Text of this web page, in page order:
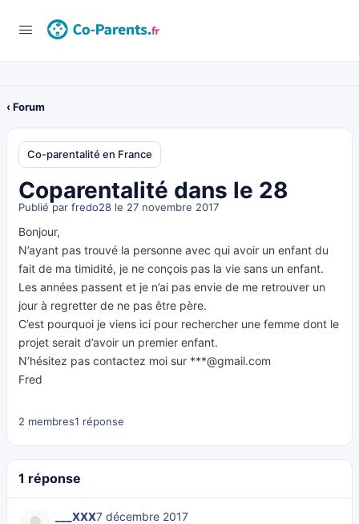
‹ Forum
Co-parentalité en France
Coparentalité dans le 28
Publié par fredo28 le 27 novembre 2017
Bonjour,
N’ayant pas trouvé la personne avec qui avoir un enfant du
fait de ma timidité, je ne conçois pas la vie sans un enfant.
Les années passent et je n’ai pas envie de me retrouver un
jour à regretter de ne pas être père.
C’est pourquoi je viens ici pour rechercher une femme dont le
projet serait d’avoir un premier enfant.
N’hésitez pas contactez moi sur ***@gmail.com
Fred
2 membres1 réponse
1 réponse
___XXX7 décembre 2017